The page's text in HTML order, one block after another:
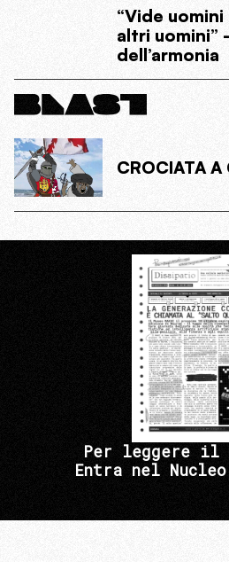
“Vide
altri uomini”
dell’armonia
CROCIATA A
Per leggere il
Entra nel